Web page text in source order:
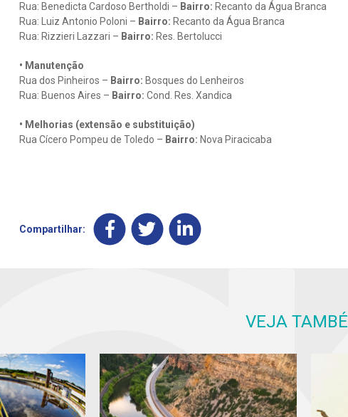
Rua: Benedicta Cardoso Bertholdi – Bairro: Recanto da Água Branca
Rua: Luiz Antonio Poloni – Bairro: Recanto da Água Branca
Rua: Rizzieri Lazzari – Bairro: Res. Bertolucci
• Manutenção
Rua dos Pinheiros – Bairro: Bosques do Lenheiros
Rua: Buenos Aires – Bairro: Cond. Res. Xandica
• Melhorias (extensão e substituição)
Rua Cícero Pompeu de Toledo – Bairro: Nova Piracicaba
Compartilhar:
VEJA